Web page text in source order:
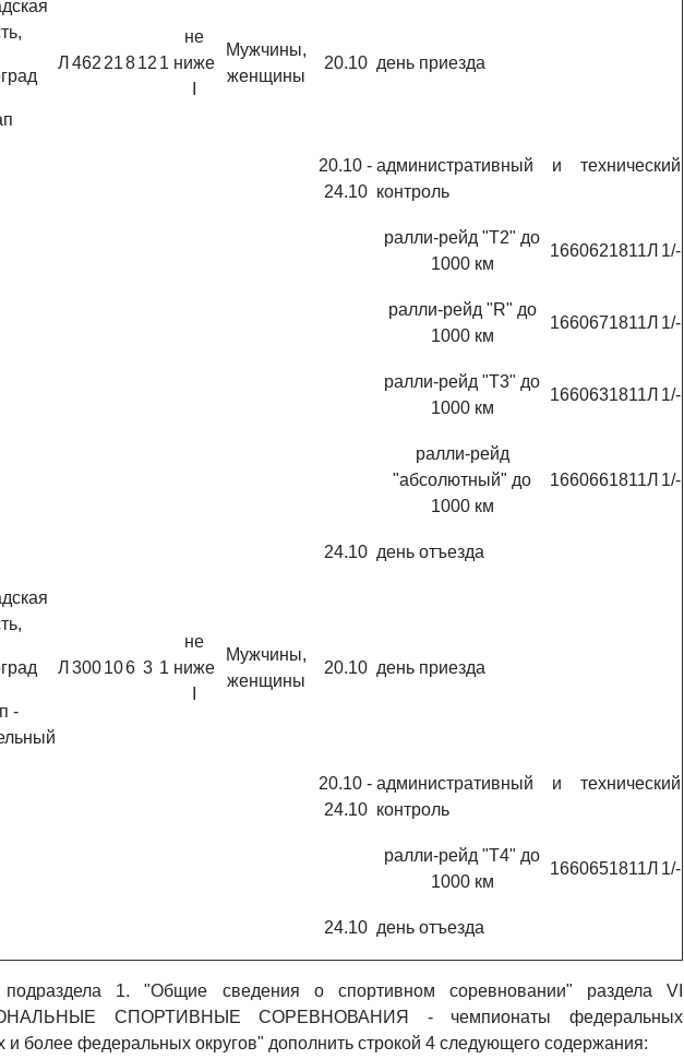
Л 462 21812 1
не
ниже
Мужчины,
женщины
20.10 день приезда
20.10 -
24.10
административный и технический
контроль
ралли-рейд "Т2" до
1000 км
1660621811Л 1/-
ралли-рейд "R" до
1000 км
1660671811Л 1/-
ралли-рейд "Т3" до
1000 км
1660631811Л 1/-
ралли-рейд
"абсолютный" до
1000 км
1660661811Л 1/-
24.10 день отъезда
-
Л 300106 3 1
не
ниже
Мужчины,
женщины
20.10 день приезда
20.10 -
24.10
административный и технический
контроль
ралли-рейд "Т4" до
1000 км
1660651811Л 1/-
24.10 день отъезда
подраздела 1. "Общие сведения о спортивном соревновании" раздела VI
СПОРТИВНЫЕ СОРЕВНОВАНИЯ - чемпионаты федеральных
и более федеральных округов" дополнить строкой 4 следующего содержания: